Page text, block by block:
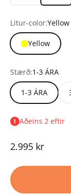
Litur-color:Yellow
Yellow
Stærð:1-3 ÁRA
1-3 ÁRA
Aðeins 2 eftir
Tilboðsverð
2.995 kr